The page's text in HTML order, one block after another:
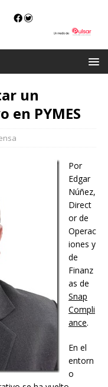
un
en PYMES
Por
Edgar
Núñez,
Direct
or de
Operac
iones y
de
Finanz
as de
Snap
Compli
ance.
En el
entorn
o